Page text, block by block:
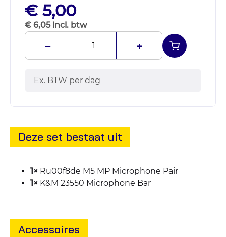
€ 5,00
€ 6,05 incl. btw
− +
Ex. BTW per dag
Deze set bestaat uit
1× Ru00f8de M5 MP Microphone Pair
1× K&M 23550 Microphone Bar
Accessoires